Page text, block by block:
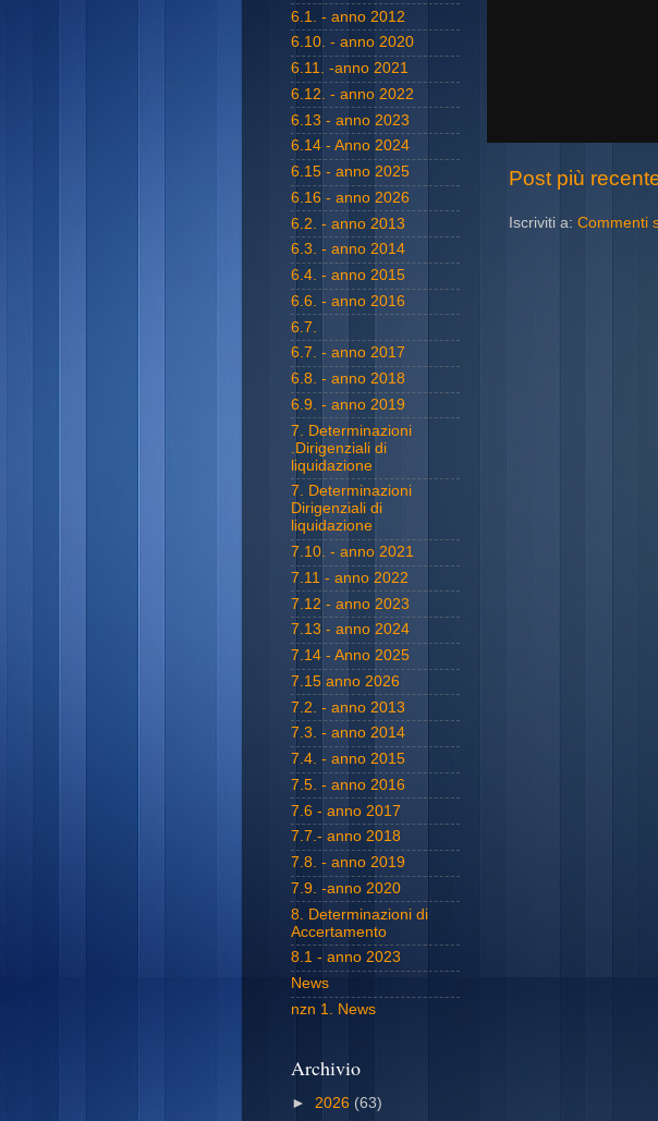
Post più
Iscriviti a: Commenti
6.1. - anno 2012
6.10. - anno 2020
6.11. -anno 2021
6.12. - anno 2022
6.13 - anno 2023
6.14 - Anno 2024
6.15 - anno 2025
6.16 - anno 2026
6.2. - anno 2013
6.3. - anno 2014
6.4. - anno 2015
6.6. - anno 2016
6.7.
6.7. - anno 2017
6.8. - anno 2018
6.9. - anno 2019
7. Determinazioni
.Dirigenziali di
liquidazione
7. Determinazioni
Dirigenziali di
liquidazione
7.10. - anno 2021
7.11 - anno 2022
7.12 - anno 2023
7.13 - anno 2024
7.14 - Anno 2025
7.15 anno 2026
7.2. - anno 2013
7.3. - anno 2014
7.4. - anno 2015
7.5. - anno 2016
7.6 - anno 2017
7.7.- anno 2018
7.8. - anno 2019
7.9. -anno 2020
8. Determinazioni di
Accertamento
8.1 - anno 2023
News
nzn 1. News
Archivio
► 2026 (63)